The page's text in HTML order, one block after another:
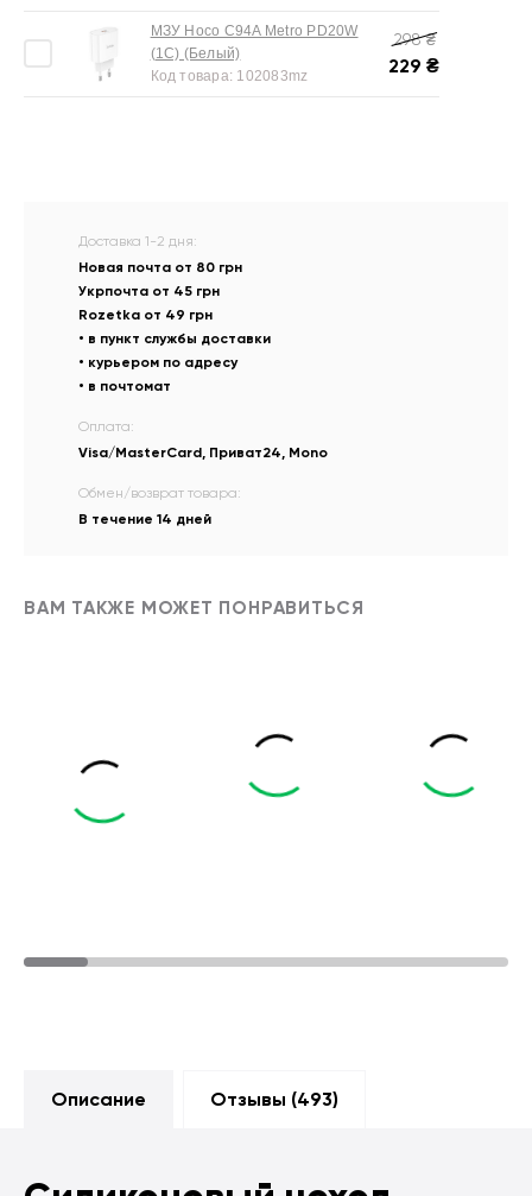
МЗУ Hoco C94A Metro PD20W
(1C) (Белый)
Код товара: 102083mz
298₴
229 ₴
Доставка 1-2 дня:
Новая почта от 80 грн
Укрпочта от 45 грн
Rozetka от 49 грн
• в пункт службы доставки
• курьером по адресу
• в почтомат
Оплата:
Visa/MasterCard, Приват24, Mono
Обмен/возврат товара:
В течение 14 дней
ВАМ ТАКЖЕ МОЖЕТ ПОНРАВИТЬСЯ
Описание Отзывы (493)